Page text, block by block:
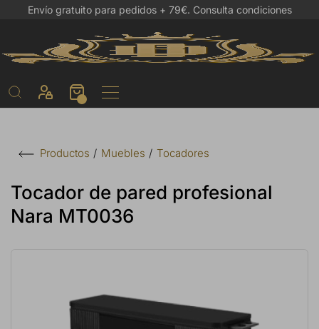
Envío gratuito para pedidos + 79€. Consulta condiciones
Productos Muebles Tocadores
Tocador de pared profesional
Nara MT0036